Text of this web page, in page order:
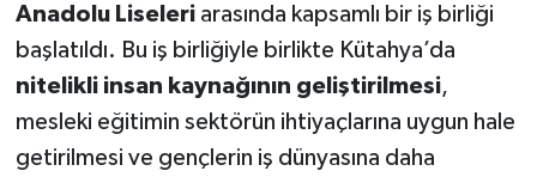
Anadolu Liseleriarasında kapsamlı bir iş birliği
başlatıldı. Bu iş birliğiyle birlikte Kütahya’da
nitelikli insan kaynağının geliştirilmesi,
mesleki eğitimin sektörün ihtiyaçlarına uygun hale
getirilmesi ve gençlerin iş dünyasına daha